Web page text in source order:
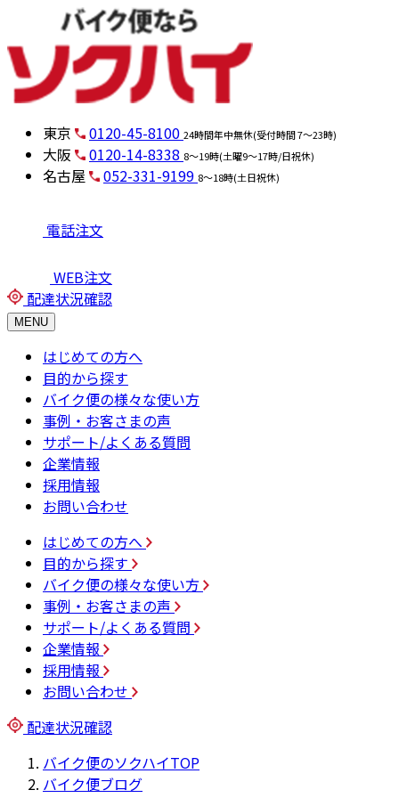
東京 0120-45-8100 24時間年中無休(受付時間 7～23時)
大阪 0120-14-8338 8～19時(土曜9～17時/日祝休)
名古屋 052-331-9199 8～18時(土日祝休)
電話注文
WEB注文
配達状況確認
MENU
はじめての方へ
目的から探す
バイク便の様々な使い方
事例・お客さまの声
サポート/よくある質問
企業情報
採用情報
お問い合わせ
はじめての方へ
目的から探す
バイク便の様々な使い方
事例・お客さまの声
サポート/よくある質問
企業情報
採用情報
お問い合わせ
配達状況確認
バイク便のソクハイTOP
バイク便ブログ